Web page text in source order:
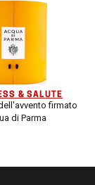
& SALUTE
firmato
di Parma